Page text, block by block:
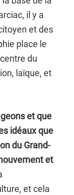
il y a
et des
place le
du
laïque, et
et que
idéaux que
du Grand-
et
et cela